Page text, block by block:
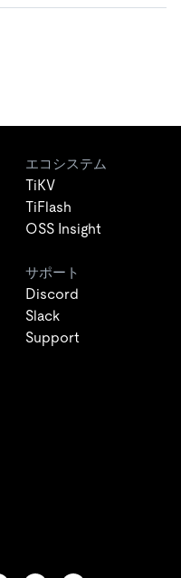
エコシステム
TiKV
TiFlash
OSS Insight
サポート
Discord
Slack
Support